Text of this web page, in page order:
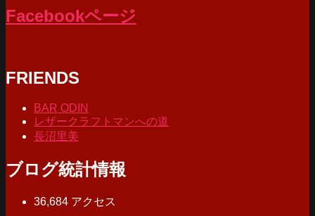
Facebookページ
FRIENDS
BAR ODIN
レザークラフトマンへの道
長沼里美
ブログ統計情報
36,684 アクセス